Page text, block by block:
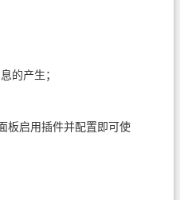
的产生；
板启用插件并配置即可使